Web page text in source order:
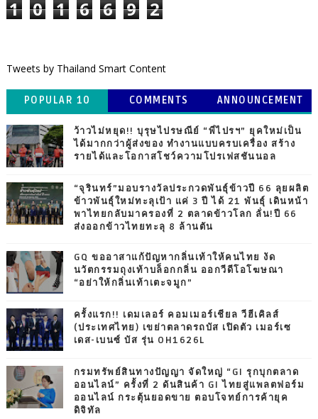
1 0 1 6 6 9 2
Tweets by Thailand Smart Content
POPULAR 10 COMMENTS ANNOUNCEMENT
ว้าวไม่หยุด!! บุรุษไปรษณีย์ “พี่ไปรฯ” ยุคใหม่เป็น
ได้มากกว่าผู้ส่งของ ทำงานแบบครบเครื่อง สร้าง
รายได้และโอกาสโชว์ความโปรเฟสชันนอล
“จุรินทร์”มอบรางวัลประกวดพันธุ์ข้าวปี 66 ลุยผลิต
ข้าวพันธุ์ใหม่ทะลุเป้า แค่ 3 ปี ได้ 21 พันธุ์ เดินหน้า
พาไทยกลับมาครองที่ 2 ตลาดข้าวโลก ลั่น!ปี 66
ส่งออกข้าวไทยทะลุ 8 ล้านตัน
GQ ขออาสาแก้ปัญหากลิ่นเท้าให้คนไทย งัด
นวัตกรรมถุงเท้าบล็อกกลิ่น ออกวีดีโอโฆษณา
“อย่าให้กลิ่นเท้าเตะจมูก”
ครั้งแรก!! เดมเลอร์ คอมเมอร์เชียล วีฮีเคิลส์
(ประเทศไทย) เขย่าตลาดรถบัส เปิดตัว เมอร์เซ
เดส-เบนซ์ บัส รุ่น OH1626L
กรมทรัพย์สินทางปัญญา จัดใหญ่ “GI รุกบุกตลาด
ออนไลน์” ครั้งที่ 2 ดันสินค้า GI ไทยสู่แพลตฟอร์ม
ออนไลน์ กระตุ้นยอดขาย ตอบโจทย์การค้ายุค
ดิจิทัล